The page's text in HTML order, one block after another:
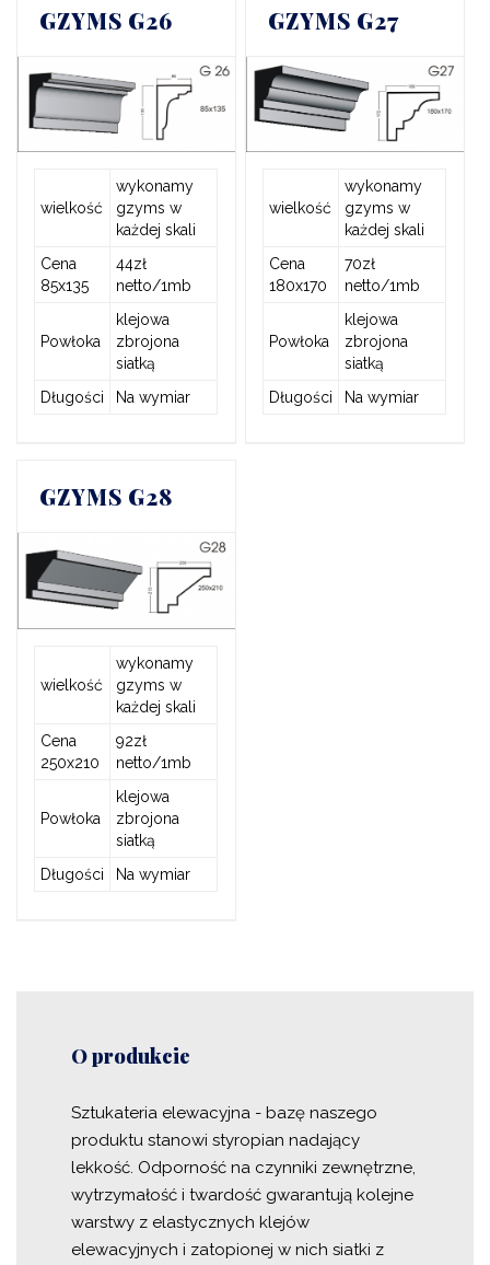
GZYMS G26
wielkość
wykonamy
gzyms w
każdej skali
Cena
85x135
44zł
netto/1mb
Powłoka
klejowa
zbrojona
siatką
Długości
Na wymiar
GZYMS G27
wielkość
wykonamy
gzyms w
każdej skali
Cena
180x170
70zł
netto/1mb
Powłoka
klejowa
zbrojona
siatką
Długości
Na wymiar
GZYMS G28
wielkość
wykonamy
gzyms w
każdej skali
Cena
250x210
92zł
netto/1mb
Powłoka
klejowa
zbrojona
siatką
Długości
Na wymiar
O produkcie
Sztukateria elewacyjna - bazę naszego
produktu stanowi styropian nadający
lekkość. Odporność na czynniki zewnętrzne,
wytrzymałość i twardość gwarantują kolejne
warstwy z elastycznych klejów
elewacyjnych i zatopionej w nich siatki z